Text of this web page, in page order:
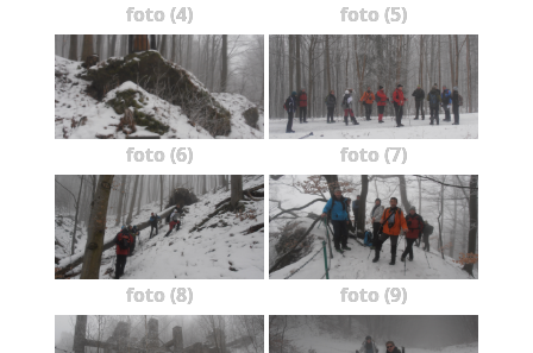
foto (4) foto (5)
foto (6) foto (7)
foto (8) foto (9)